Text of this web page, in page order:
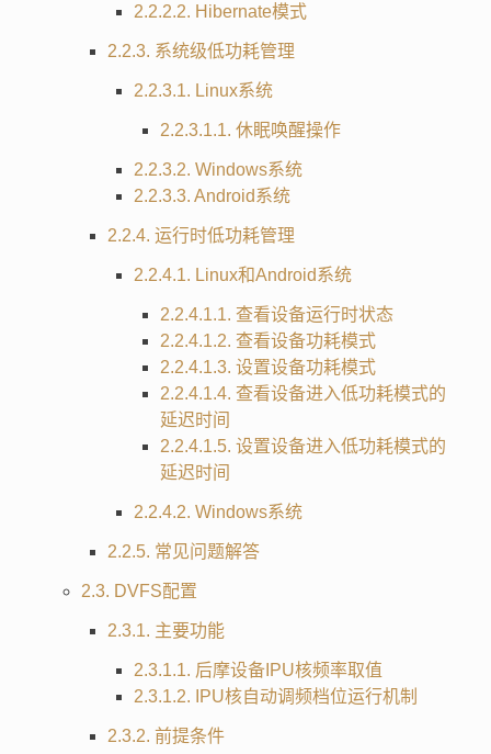
2.2.2.2. Hibernate模式
2.2.3. 系统级低功耗管理
2.2.3.1. Linux系统
2.2.3.1.1. 休眠唤醒操作
2.2.3.2. Windows系统
2.2.3.3. Android系统
2.2.4. 运行时低功耗管理
2.2.4.1. Linux和Android系统
2.2.4.1.1. 查看设备运行时状态
2.2.4.1.2. 查看设备功耗模式
2.2.4.1.3. 设置设备功耗模式
2.2.4.1.4. 查看设备进入低功耗模式的
延迟时间
2.2.4.1.5. 设置设备进入低功耗模式的
延迟时间
2.2.4.2. Windows系统
2.2.5. 常见问题解答
2.3. DVFS配置
2.3.1. 主要功能
2.3.1.1. 后摩设备IPU核频率取值
2.3.1.2. IPU核自动调频档位运行机制
2.3.2. 前提条件